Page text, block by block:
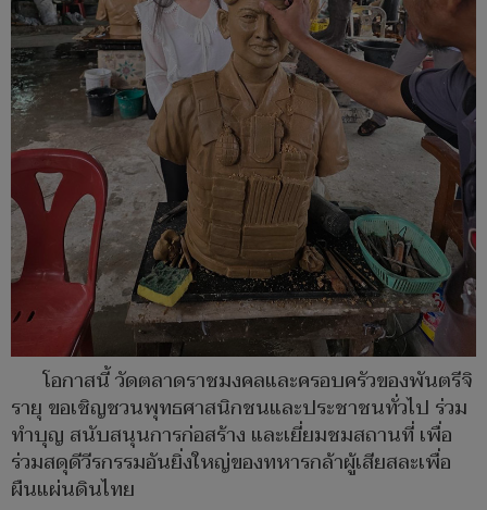
โอกาสนี้ วัดตลาดราชมงคลและครอบครัวของพันตรีจิ
รายุ ขอเชิญชวนพุทธศาสนิกชนและประชาชนทั่วไป ร่วม
ทำบุญ สนับสนุนการก่อสร้าง และเยี่ยมชมสถานที่ เพื่อ
ร่วมสดุดีวีรกรรมอันยิ่งใหญ่ของทหารกล้าผู้เสียสละเพื่อ
ผืนแผ่นดินไทย